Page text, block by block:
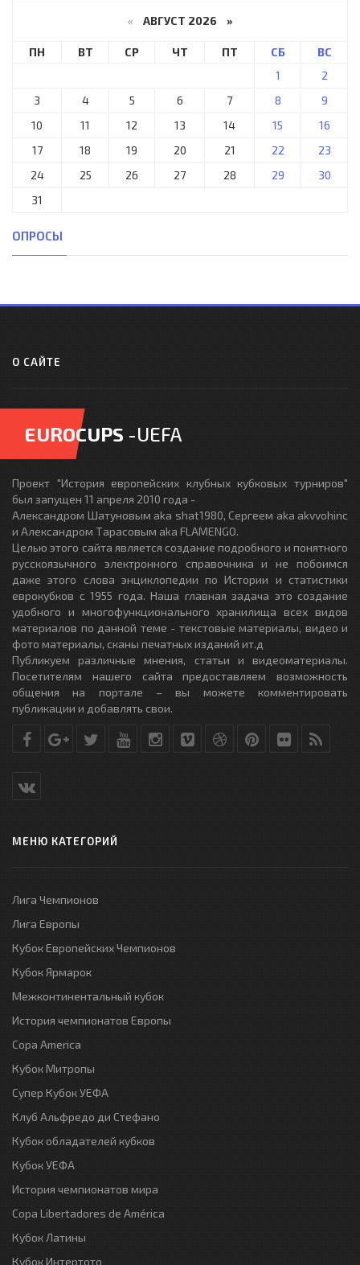
« АВГУСТ 2026 »
ПН ВТ СР ЧТ ПТ СБ
ВС
1
2
3
4 5 6 7 8
9
10
11 12 13 14 15
16
17
18 19 20 21 22
23
24
25 26 27 28 29
30
31
ОПРОСЫ
О САЙТЕ
EUROCUPS -UEFA
Проект "История европейских клубных кубковых турниров"
был запущен 11 апреля 2010 года -
Александром Шатуновым aka shat1980, Сергеем aka akvvohinc
и Александром Тарасовым aka FLAMENGO.
Целью этого сайта является создание подробного и понятного
русскоязычного электронного справочника и не побоимся
даже этого слова энциклопедии по Истории и статистики
еврокубков с 1955 года. Наша главная задача это создание
удобного и многофункционального хранилища всех видов
материалов по данной теме - текстовые материалы, видео и
фото материалы, сканы печатных изданий ит.д
Публикуем различные мнения, статьи и видеоматериалы.
Посетителям нашего сайта предоставляем возможность
общения на портале – вы можете комментировать
публикации и добавлять свои.
МЕНЮ КАТЕГОРИЙ
Лига Чемпионов
Лига Европы
Кубок Европейских Чемпионов
Кубок Ярмарок
Межконтинентальный кубок
История чемпионатов Европы
Copa America
Кубок Митропы
Супер Кубок УЕФА
Клуб Альфредо ди Стефано
Кубок обладателей кубков
Кубок УЕФА
История чемпионатов мира
Copa Libertadores de América
Кубок Латины
Кубок Интертото